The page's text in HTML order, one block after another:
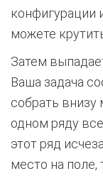
конфигурации
можете
Затем
Ваша задача
собрать
одном ряду
этот ряд
место на поле,